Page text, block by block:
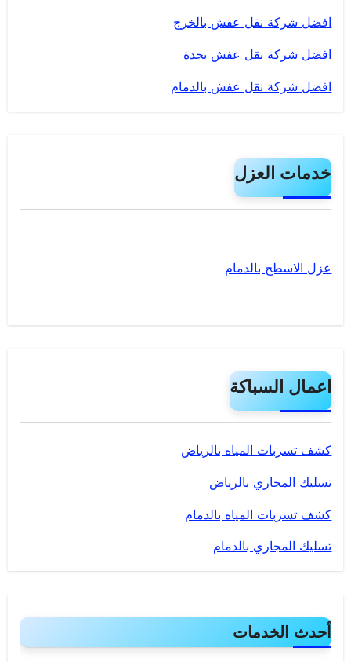
افضل شركة نقل عفش بالخرج
افضل شركة نقل عفش بجدة
افضل شركة نقل عفش بالدمام
خدمات العزل
عزل الاسطح بالدمام
اعمال السباكة
كشف تسربات المياه بالرياض
تسليك المجاري بالرياض
كشف تسربات المياه بالدمام
تسليك المجاري بالدمام
أحدث الخدمات